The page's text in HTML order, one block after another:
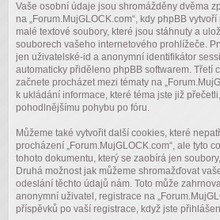
Vaše osobní údaje jsou shromážděny dvěma
na „Forum.MujGLOCK.com“, kdy phpBB
malé textové soubory, které jsou stáhnuty a
souborech vašeho internetového prohlížeče.
jen uživatelské-id a anonymní identifikátor
automaticky přiděleno phpBB softwarem. Třetí
začnete procházet mezi tématy na
k ukládání informace, které téma jste již
pohodlnějšímu pohybu po fóru.
Můžeme také vytvořit další cookies, které
procházení „Forum.MujGLOCK.com“, ale tyto
tohoto dokumentu, který se zaobírá jen
Druhá možnost jak můžeme shromažďovat
odeslání těchto údajů nám. Toto může
anonymní uživatel, registrace na
příspěvků po vaší registrace, když jste